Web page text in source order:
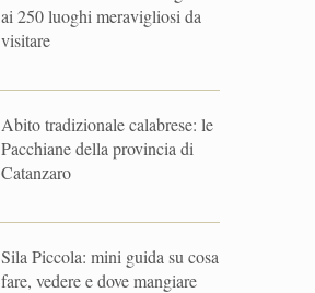
ai 250 luoghi meravigliosi da
visitare
Abito tradizionale calabrese: le
Pacchiane della provincia di
Catanzaro
Sila Piccola: mini guida su cosa
fare, vedere e dove mangiare